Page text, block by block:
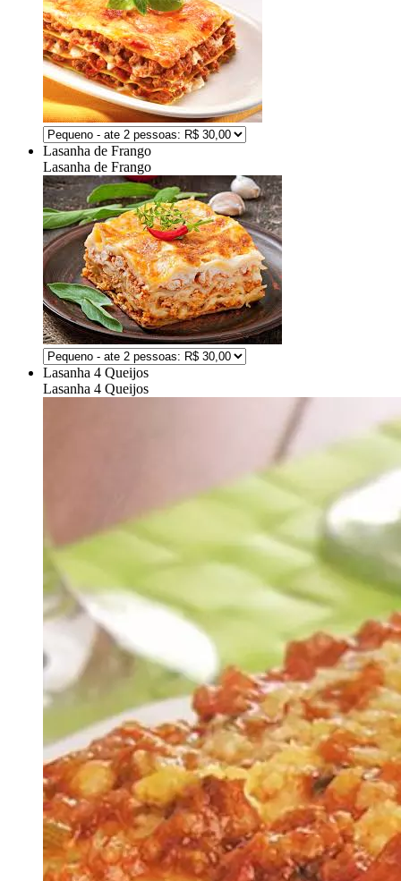
Lasanha de Frango
Lasanha de Frango
Lasanha 4 Queijos
Lasanha 4 Queijos